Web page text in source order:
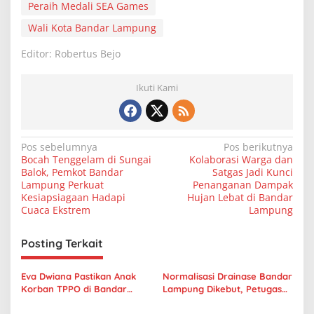
Peraih Medali SEA Games
Wali Kota Bandar Lampung
Editor: Robertus Bejo
Ikuti Kami
N
a
v
i
a
s
i
Pos sebelumnya
Bocah Tenggelam di Sungai
Balok, Pemkot Bandar
Lampung Perkuat
Kesiapsiagaan Hadapi
Cuaca Ekstrem
Pos berikutnya
Kolaborasi Warga dan
Satgas Jadi Kunci
Penanganan Dampak
Hujan Lebat di Bandar
Lampung
Posting Terkait
Eva Dwiana Pastikan Anak
Korban TPPO di Bandar
Normalisasi Drainase Bandar
Lampung Dikebut, Petugas